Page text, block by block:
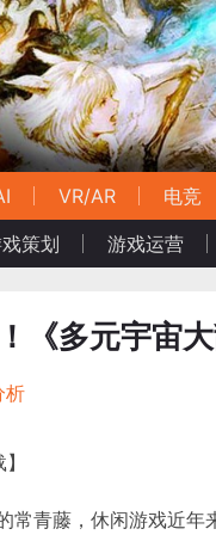
VR/AR
电竞
策划 游戏运营
《多元宇宙
析
青藤，休闲游戏近年